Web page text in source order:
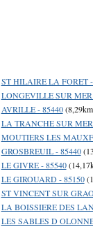
ST HILAIRE LA FORET
LONGEVILLE SUR MER
AVRILLE - 85440
LA TRANCHE SUR
MOUTIERS LES
GROSBREUIL - 85440
LE GIVRE - 85540
LE GIROUARD - 85150
ST VINCENT SUR
LA BOISSIERE DES
LES SABLES D